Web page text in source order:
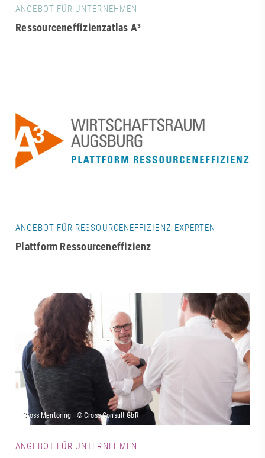
ANGEBOT FÜR UNTERNEHMEN
Ressourceneffizienzatlas A³
ANGEBOT FÜR RESSOURCENEFFIZIENZ-EXPERTEN
Plattform Ressourceneffizienz
ANGEBOT FÜR UNTERNEHMEN